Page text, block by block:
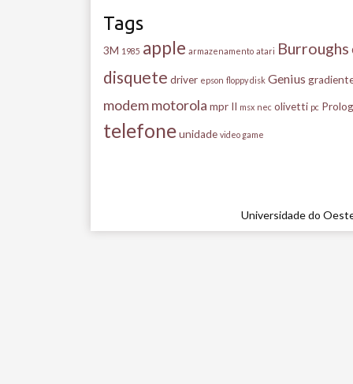
Tags
3M 1985 apple armazenamento atari Burroughs
disquete driver epson floppy disk Genius
modemmotorola mpr II msx nec olivetti pc
telefoneunidade video game
Universidade do